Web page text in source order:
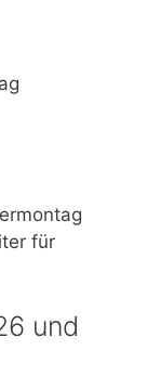
für
und